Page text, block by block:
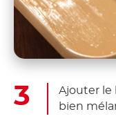
Ajouter le
bien